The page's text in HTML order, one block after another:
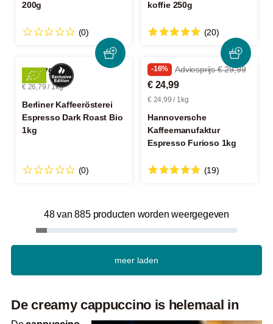
200g
(0)
koffie 250g
(20)
€ 26,79
€ 26,79 / 1kg
Berliner Kaffeerösterei
Espresso Dark Roast Bio
1kg
(0)
-16% Adviesprijs € 29,99
€ 24,99
€ 24,99 / 1kg
Hannoversche
Kaffeemanufaktur
Espresso Furioso 1kg
(19)
48 van 885 producten worden weergegeven
meer laden
De creamy cappuccino is helemaal in